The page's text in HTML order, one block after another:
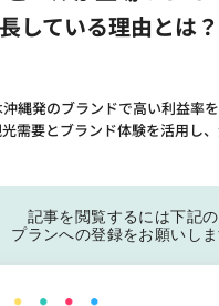
している理由とは
縄発のブランドで高い利益率
需要とブランド体験を活用し
記事を閲覧するには下記の
プランへの登録をお願いし